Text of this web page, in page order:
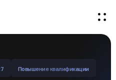
Повышение квалификации